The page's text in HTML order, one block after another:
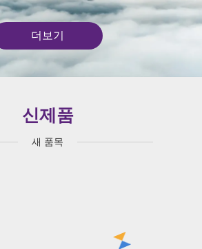
더보기
신제품
새 품목